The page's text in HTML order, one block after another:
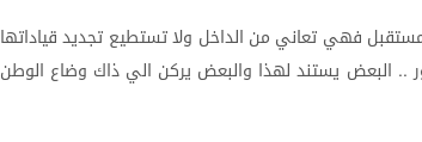
فهي تعاني من الداخل ولاتستطيع تجديدقياداتها
.. البعض يستند لهذا والبعض يركن الي ذاك وضاع الوطن